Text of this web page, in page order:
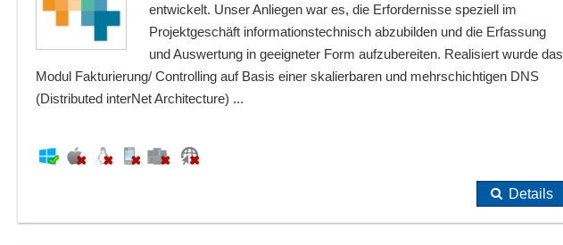
entwickelt. Unser Anliegen war es, die Erfordernisse speziell im
Projektgeschäft informationstechnisch abzubilden und die Erfassung
und Auswertung in geeigneter Form aufzubereiten. Realisiert wurde das
Modul Fakturierung/ Controlling auf Basis einer skalierbaren und mehrschichtigen DNS
(Distributed interNet Architecture) ...
Details